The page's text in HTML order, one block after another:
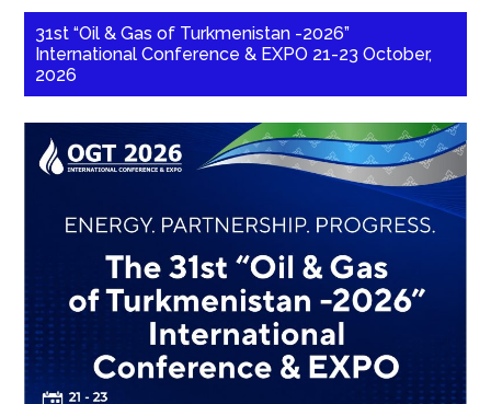
31st “Oil & Gas of Turkmenistan -2026”
International Conference & EXPO 21-23 October,
2026